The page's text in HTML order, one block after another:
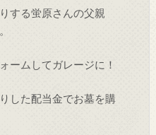
する蛍原さんの父親
ームしてガレージに！
した配当金でお墓を購